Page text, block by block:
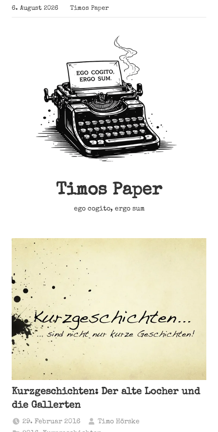
Zum
Inhalt
6. August 2026 Timos Paper
Timos Paper
ego cogito, ergo sum
Kurzgeschichten: Der alte Locher und
die Gallerten
29. Februar 2016
Timo Hörske